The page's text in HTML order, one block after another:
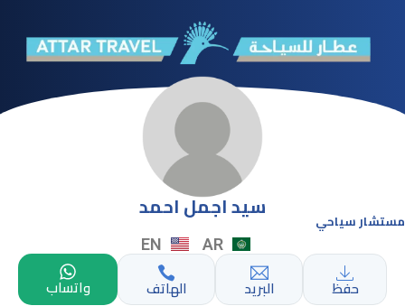
سيد اجمل احمد مستشار سياحي
AR
EN
حفظ البريد الهاتف واتساب